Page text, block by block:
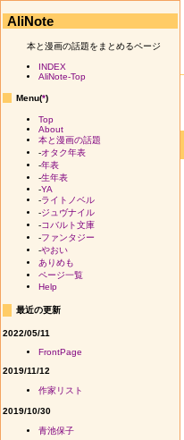
AliNote
本と漫画の話題をまとめるページ
INDEX
AliNote-Top
Menu(*)
Top
About
本と漫画の話題
-オタク年表
-年表
-生年表
-YA
-ライトノベル
-ジュヴナイル
-コバルト文庫
-ファンタジー
-やおい
ありめも
ページ一覧
Help
最近の更新
2022/05/11
FrontPage
2019/11/12
作家リスト
2019/10/30
青池保子